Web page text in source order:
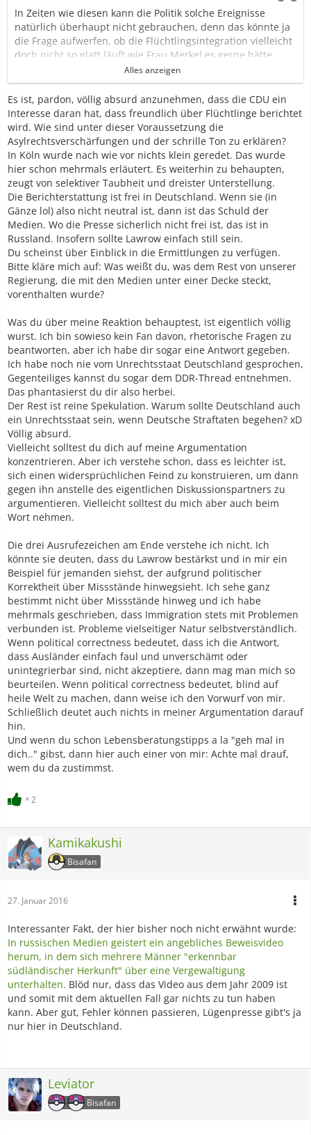
In Zeiten wie diesen kann die Politik solche Ereignisse
natürlich überhaupt nicht gebrauchen, denn das könnte ja
die Frage aufwerfen, ob die Flüchtlingsintegration vielleicht
doch nicht so glatt läuft wie Frau Merkel es gerne hätte.
Behörden und Polizei sind Teil des Staates und der Staat
hat ein Interesse daran, dass unangenehme Nachrichten
kleingeredet werden. War in Köln doch genau so. Insofern
würde ich mal nicht davon ausgehen, dass die
Berichterstattung hier völlig neutral ist, da hat Sergej
Lawrow nicht ganz Unrecht.
Überhaupt, glaubt ihr wirklich dass ein dreizehnjähriges
Mädchen, das nicht unter Druck oder Drogen gesetzt wird,
freiwillig 30 Stunden mit zwei fremden, viel älteren
Männern verschwindet? Bitte.
Warum habe ich dir diese Frage gestellt? Ich glaube
tatsächlich, dass du anders reagieren würdest, wenn die
Nationalitäten von Täter und Opfer vertauscht wären. Dann
würdest du die Polizei nicht verteidigen, sondern den
deutschen Unrechtsstaat verteufeln oder sowas. Natürlich
nur eine Mutmaßung meinerseits, aber geh mal in dich...
!!!
Alles anzeigen
Es ist, pardon, völlig absurd anzunehmen, dass die CDU ein
Interesse daran hat, dass freundlich über Flüchtlinge berichtet
wird. Wie sind unter dieser Voraussetzung die
Asylrechtsverschärfungen und der schrille Ton zu erklären?
In Köln wurde nach wie vor nichts klein geredet. Das wurde
hier schon mehrmals erläutert. Es weiterhin zu behaupten,
zeugt von selektiver Taubheit und dreister Unterstellung.
Die Berichterstattung ist frei in Deutschland. Wenn sie (in
Gänze lol) also nicht neutral ist, dann ist das Schuld der
Medien. Wo die Presse sicherlich nicht frei ist, das ist in
Russland. Insofern sollte Lawrow einfach still sein.
Du scheinst über Einblick in die Ermittlungen zu verfügen.
Bitte kläre mich auf: Was weißt du, was dem Rest von unserer
Regierung, die mit den Medien unter einer Decke steckt,
vorenthalten wurde?
Was du über meine Reaktion behauptest, ist eigentlich völlig
wurst. Ich bin sowieso kein Fan davon, rhetorische Fragen zu
beantworten, aber ich habe dir sogar eine Antwort gegeben.
Ich habe noch nie vom Unrechtsstaat Deutschland gesprochen,
Gegenteiliges kannst du sogar dem DDR-Thread entnehmen.
Das phantasierst du dir also herbei.
Der Rest ist reine Spekulation. Warum sollte Deutschland auch
ein Unrechtsstaat sein, wenn Deutsche Straftaten begehen? xD
Völlig absurd.
Vielleicht solltest du dich auf meine Argumentation
konzentrieren. Aber ich verstehe schon, dass es leichter ist,
sich einen widersprüchlichen Feind zu konstruieren, um dann
gegen ihn anstelle des eigentlichen Diskussionspartners zu
argumentieren. Vielleicht solltest du mich aber auch beim
Wort nehmen.
Die drei Ausrufezeichen am Ende verstehe ich nicht. Ich
könnte sie deuten, dass du Lawrow bestärkst und in mir ein
Beispiel für jemanden siehst, der aufgrund politischer
Korrektheit über Missstände hinwegsieht. Ich sehe ganz
bestimmt nicht über Missstände hinweg und ich habe
mehrmals geschrieben, dass Immigration stets mit Problemen
verbunden ist. Probleme vielseitiger Natur selbstverständlich.
Wenn political correctness bedeutet, dass ich die Antwort,
dass Ausländer einfach faul und unverschämt oder
unintegrierbar sind, nicht akzeptiere, dann mag man mich so
beurteilen. Wenn political correctness bedeutet, blind auf
heile Welt zu machen, dann weise ich den Vorwurf von mir.
Schließlich deutet auch nichts in meiner Argumentation darauf
hin.
Und wenn du schon Lebensberatungstipps a la "geh mal in
dich.." gibst, dann hier auch einer von mir: Achte mal drauf,
wem du da zustimmst.
2
Kamikakushi
Bisafan
27. Januar 2016
Interessanter Fakt, der hier bisher noch nicht erwähnt wurde:
In russischen Medien geistert ein angebliches Beweisvideo
herum, in dem sich mehrere Männer "erkennbar
südländischer Herkunft" über eine Vergewaltigung
unterhalten. Blöd nur, dass das Video aus dem Jahr 2009 ist
und somit mit dem aktuellen Fall gar nichts zu tun haben
kann. Aber gut, Fehler können passieren, Lügenpresse gibt's ja
nur hier in Deutschland.
Leviator
Bisafan